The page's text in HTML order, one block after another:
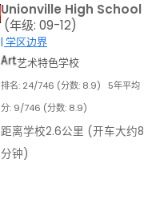
Unionville High School
(年级: 09-12)
| 学区边界
艺术特色学校
排名: 24/746 (分数: 8.9)
5年平均
分: 9/746 (分数: 8.9)
距离学校2.6公里 (开车大约8
分钟)